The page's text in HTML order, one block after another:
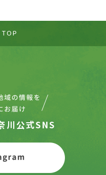
川公式SNS